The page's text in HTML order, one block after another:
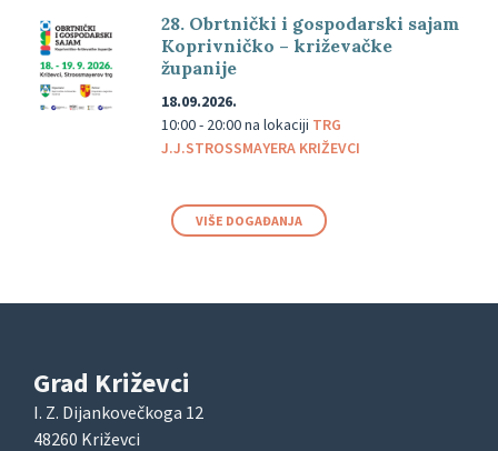
28. Obrtnički i gospodarski sajam
Koprivničko – križevačke
županije
18.09.2026.
10:00 - 20:00na lokaciji TRG
J.J.STROSSMAYERA KRIŽEVCI
VIŠE DOGAĐANJA
Grad Križevci
I. Z. Dijankovečkoga 12
48260 Križevci